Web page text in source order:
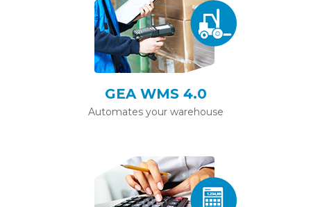
GEA WMS 4.0
Automates your warehouse